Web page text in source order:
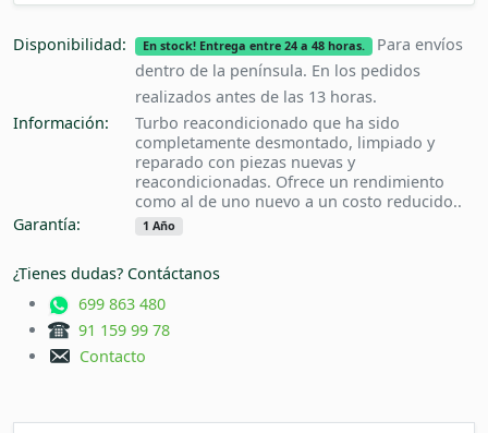
Disponibilidad: En stock! Entrega entre 24 a 48 horas.
Para envíos
dentro de la península. En los pedidos
realizados antes de las 13 horas.
Información:
Turbo reacondicionado que ha sido
completamente desmontado, limpiado y
reparado con piezas nuevas y
reacondicionadas. Ofrece un rendimiento
como al de uno nuevo a un costo reducido..
Garantía:
1 Año
¿Tienes dudas? Contáctanos
699 863 480
91 159 99 78
Contacto